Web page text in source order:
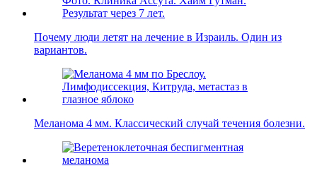
Почему люди летят на лечение в Израиль. Один из
вариантов.
Меланома 4 мм. Классический случай течения болезни.